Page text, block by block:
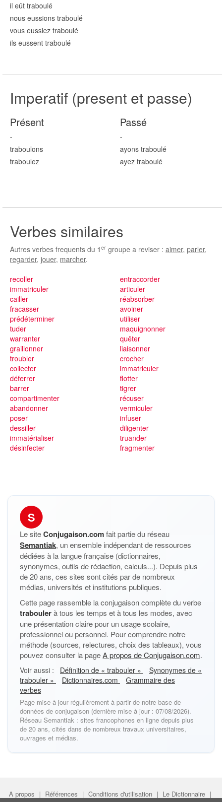
il eût traboulé
nous eussions traboulé
vous eussiez traboulé
ils eussent traboulé
Imperatif (present et passe)
Présent
-
traboulons
traboulez
Passé
-
ayons traboulé
ayez traboulé
Verbes similaires
Autres verbes frequents du 1 er groupe a reviser : aimer, parler,
regarder, jouer, marcher.
recoller
immatriculer
cailler
fracasser
prédéterminer
tuder
warranter
graillonner
troubler
entraccorder
articuler
réabsorber
avoiner
utiliser
maquignonner
quêter
liaisonner
crocher
collecter
déferrer
barrer
compartimenter
abandonner
poser
dessiller
immatérialiser
désinfecter
immatriculer
flotter
tigrer
récuser
vermiculer
infuser
diligenter
truander
fragmenter
S
Le siteConjugaison.comfait partie du réseau
Semantiak, un ensemble indépendant de ressources
dédiées à la langue française (dictionnaires,
synonymes, outils de rédaction, calculs...). Depuis plus
de 20 ans, ces sites sont cités par de nombreux
médias, universités et institutions publiques.
Cette page rassemble la conjugaison complète du verbe
traboulerà tous les temps et à tous les modes, avec
une présentation claire pour un usage scolaire,
professionnel ou personnel. Pour comprendre notre
méthode (sources, relectures, choix des tableaux), vous
pouvez consulter la pageA propos de Conjugaison.com.
Voir aussi : Définition de « trabouler »
Synonymes de «
trabouler »
Dictionnaires.com
Grammaire des
verbes
Page mise à jour régulièrement à partir de notre base de
données de conjugaison (dernière mise à jour : 07/08/2026).
Réseau Semantiak : sites francophones en ligne depuis plus
de 20 ans, cités dans de nombreux travaux universitaires,
ouvrages et médias.
A propos | Références | Conditions d'utilisation | Le Dictionnaire |